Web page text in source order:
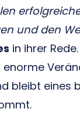
und den
in ihrer
bleibt eines